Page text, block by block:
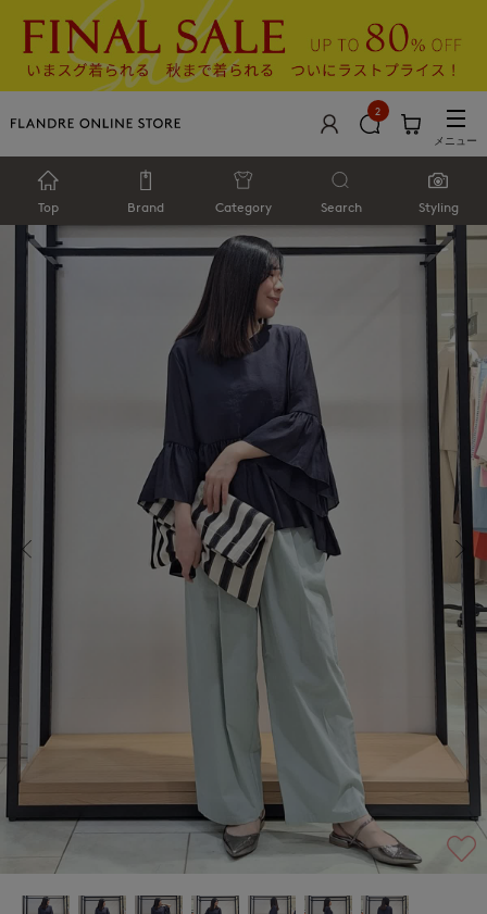
2
メニュー
Top Brand Category Search Styling